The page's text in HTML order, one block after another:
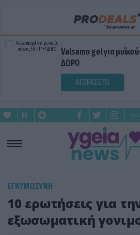
Valsamo gel για
ΔΩΡΟ
ΑΓΟΡΑΣΕ ΤΟ
ΕΓΚΥΜΟΣΥΝΗ
10 ερωτήσεις για
εξωσωματική